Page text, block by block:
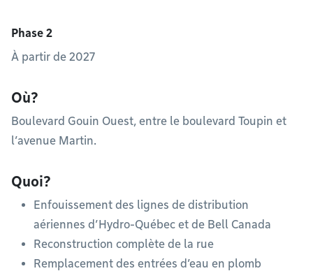
Phase 2
À partir de 2027
Où?
Boulevard Gouin Ouest, entre le boulevard Toupin et
l’avenue Martin.
Quoi?
Enfouissement des lignes de distribution
aériennes d’Hydro-Québec et de Bell Canada
Reconstruction complète de la rue
Remplacement des entrées d’eau en plomb